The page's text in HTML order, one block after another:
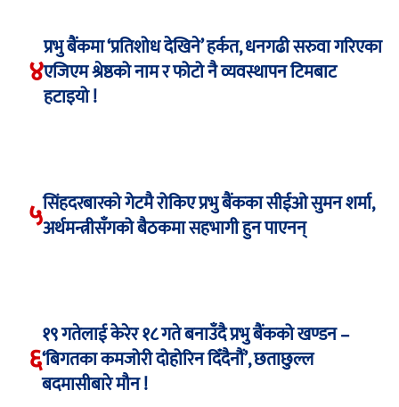
४
प्रभु बैंकमा ‘प्रतिशोध देखिने’ हर्कत, धनगढी सरुवा गरिएका
एजिएम श्रेष्ठको नाम र फोटो नै व्यवस्थापन टिमबाट
हटाइयो !
५सिंहदरबारको गेटमै रोकिए प्रभु बैंकका सीईओ सुमन शर्मा,
अर्थमन्त्रीसँगको बैठकमा सहभागी हुन पाएनन्
६
१९ गतेलाई केरेर १८ गते बनाउँदै प्रभु बैंकको खण्डन –
‘बिगतका कमजोरी दोहोरिन दिँदैनौं’, छताछुल्ल
बदमासीबारे मौन !